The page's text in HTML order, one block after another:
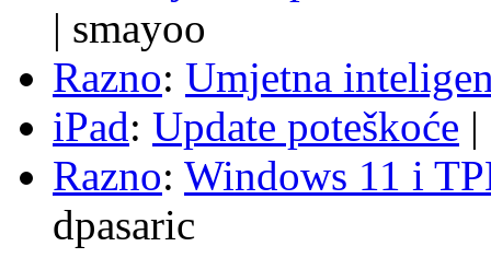
| smayoo
Razno: Umjetna
iPad: Update poteškoće |
Razno: Windows 11 i
dpasaric